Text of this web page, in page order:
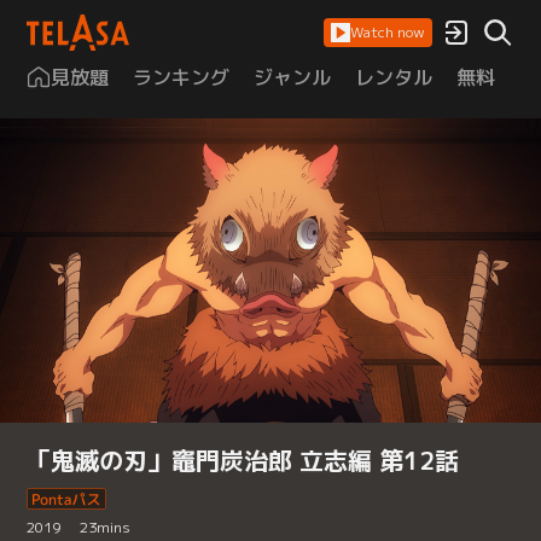
Watch now
見放題 ランキング ジャンル レンタル 無料
「鬼滅の刃」竈門炭治郎 立志編 第12話
2019 23mins